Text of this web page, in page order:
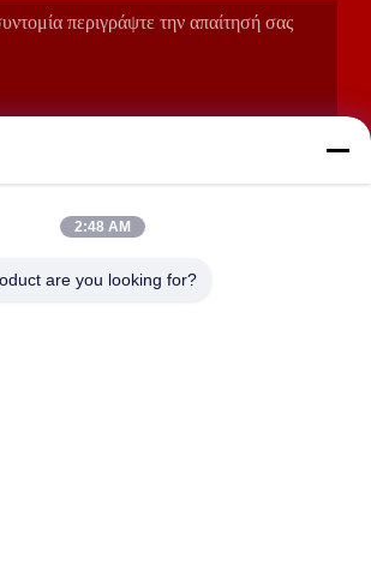
2:48 AM
are you looking for?